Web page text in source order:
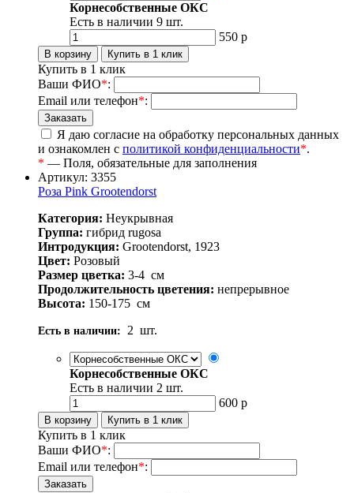
Корнесобственные ОКС
Есть в наличии 9 шт.
550 р
Купить в 1 клик
Ваши ФИО*:
Email или телефон*:
Я даю согласие на обработку персональных данных
и ознакомлен с политикой конфиденциальности*.
* — Поля, обязательные для заполнения
Артикул: 3355
Роза Pink Grootendorst
Категория: Неукрывная
Группа: гибрид rugosa
Интродукция: Grootendorst, 1923
Цвет: Розовый
Размер цветка: 3-4 см
Продолжительность цветения: непрерывное
Высота: 150-175 см
Есть в наличии: 2 шт.
Корнесобственные ОКС
Есть в наличии 2 шт.
600 р
Купить в 1 клик
Ваши ФИО*:
Email или телефон*: